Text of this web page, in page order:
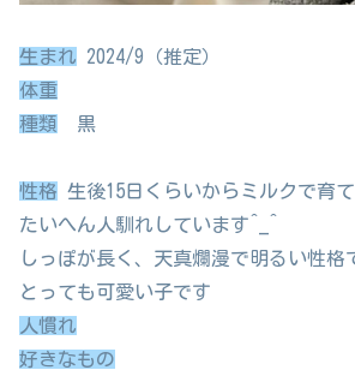
生まれ 2024/9（推定）
体重
種類
黒
性格 生後15日くらいからミルクで育
たいへん人馴れしています^_^
しっぽが長く、天真爛漫で明るい性格
とっても可愛い子です
人慣れ
好きなもの